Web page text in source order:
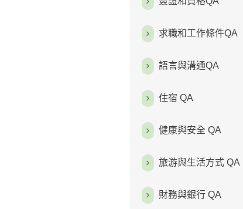
求職和工作條件QA
語言與溝通QA
住宿 QA
健康與安全 QA
旅游與生活方式 QA
財務與銀行 QA